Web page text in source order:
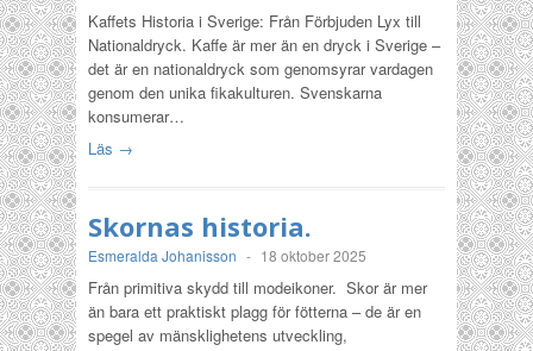
Kaffets Historia i Sverige: Från Förbjuden Lyx till
Nationaldryck. Kaffe är mer än en dryck i Sverige –
det är en nationaldryck som genomsyrar vardagen
genom den unika fikakulturen. Svenskarna
konsumerar…
Läs →
Skornas historia.
Esmeralda Johanisson - 18 oktober 2025
Från primitiva skydd till modeikoner. Skor är mer
än bara ett praktiskt plagg för fötterna – de är en
spegel av mänsklighetens utveckling,